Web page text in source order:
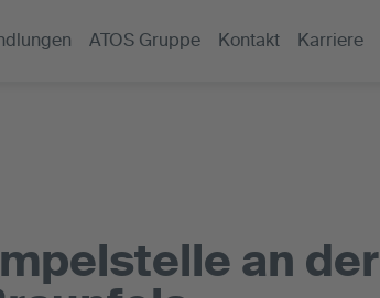
ATOS Gruppe Kontakt Karriere
an der